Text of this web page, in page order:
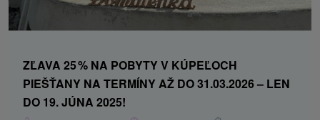
ZĽAVA 25 % NA POBYTY V KÚPEĽOCH
PIEŠŤANY NA TERMÍNY AŽ DO 31.03.2026 – LEN
DO 19. JÚNA 2025!